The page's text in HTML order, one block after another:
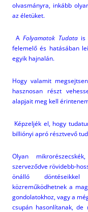
olvasmányra, inkább
az életüket.
AFolyamatok Tudatais
felemelő és hatásában
egyik hajnalán.
Hogy valamit
hasznosan részt
alapjait meg kell
Képzeljék el, hogy
billiónyi apró résztvevő
Olyan
szerveződve rövidebb-
önálló
közreműködhetnek a
gondolatokhoz, vagy a
csupán hasonlítanak, de